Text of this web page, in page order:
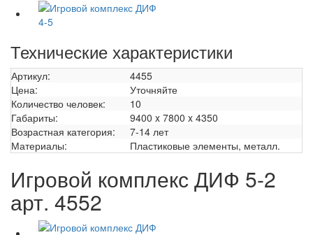
Технические характеристики
Артикул:
4455
Цена:
Уточняйте
Количество человек:
10
Габариты:
9400 x 7800 x 4350
Возрастная категория:
7-14 лет
Материалы:
Пластиковые элементы, металл.
Игровой комплекс ДИФ 5-2
арт. 4552